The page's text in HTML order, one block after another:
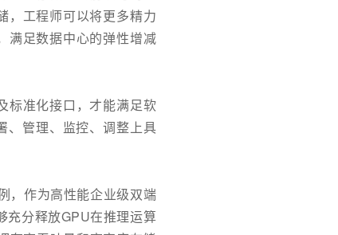
，工程师可以将更多精力
满足数据中心的弹性增减
标准化接口，才能满足软
、管理、监控、调整上具
，作为高性能企业级双端
分释放GPU在推理运算